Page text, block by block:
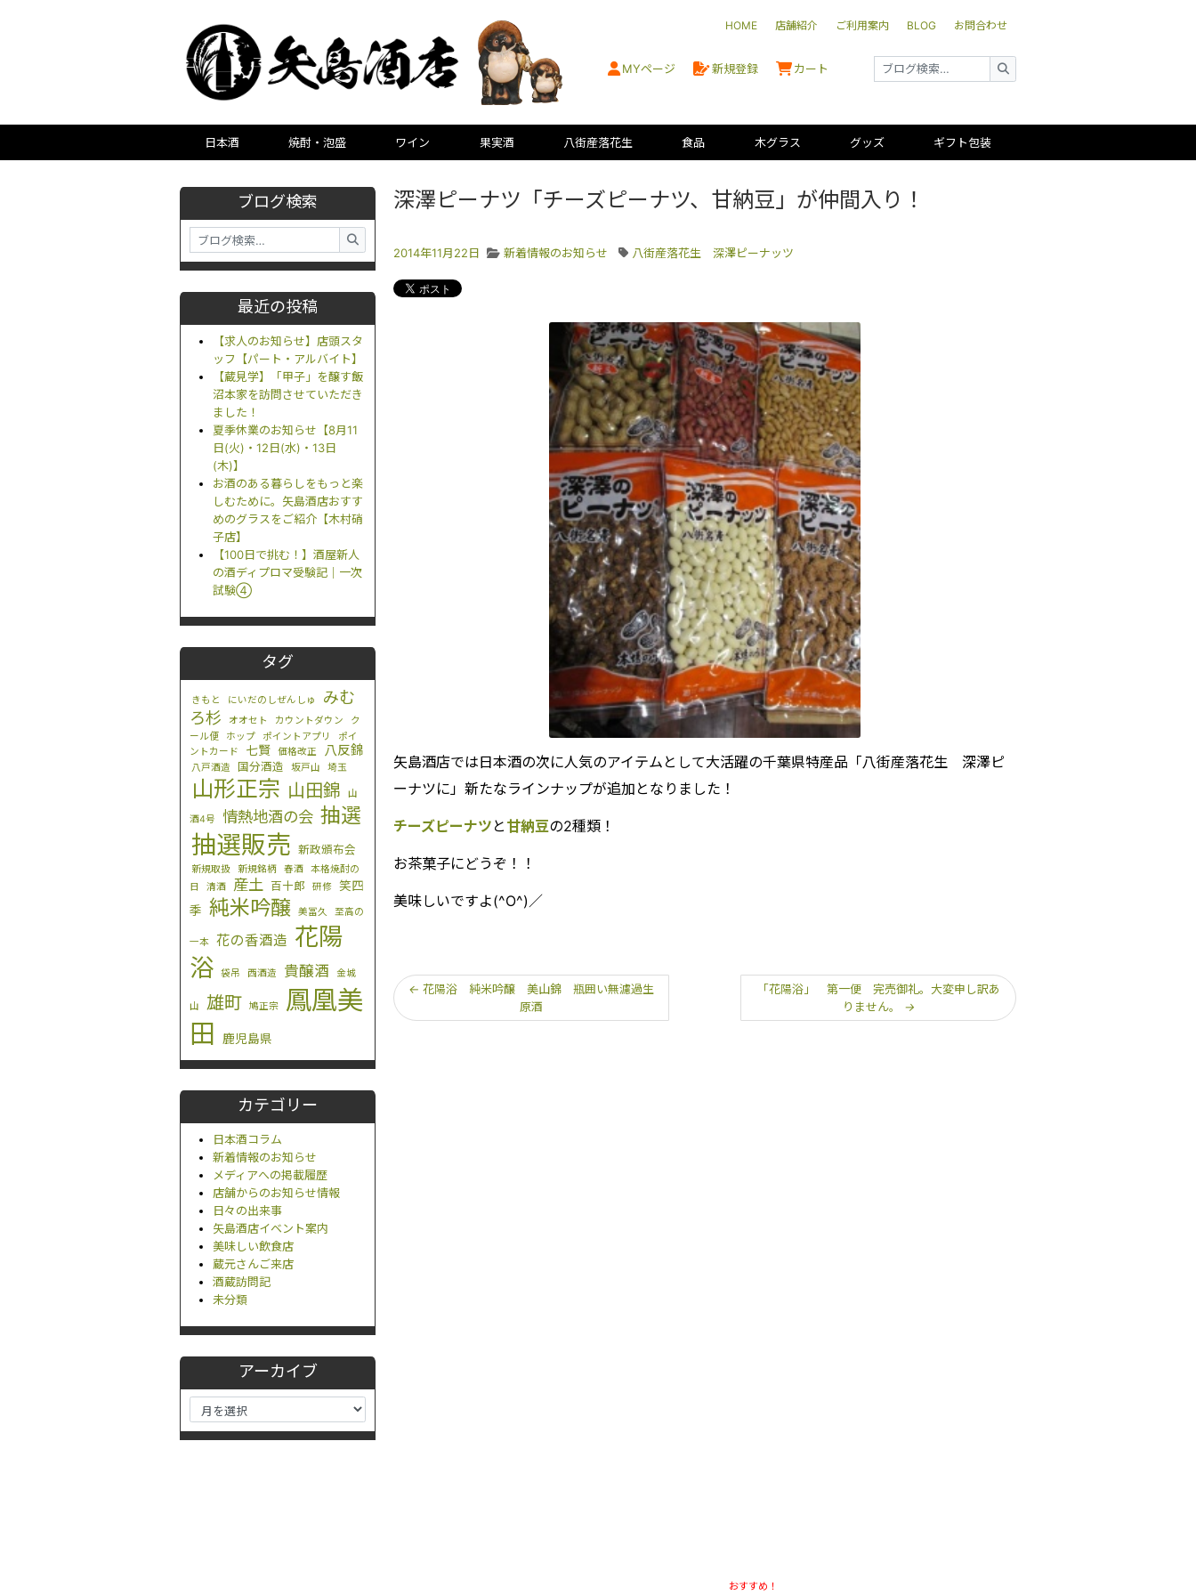
HOME 店舗紹介 ご利用案内 BLOG お問合わせ
MYページ 新規登録 カート
日本酒 焼酎・泡盛 ワイン 果実酒 八街産落花生 食品 木グラス グッズ ギフト包装
ブログ検索
最近の投稿
【求人のお知らせ】店頭スタ
ッフ【パート・アルバイト】
【蔵見学】「甲子」を醸す飯
沼本家を訪問させていただき
ました！
夏季休業のお知らせ【8月11
日(火)・12日(水)・13日
(木)】
お酒のある暮らしをもっと楽
しむために。矢島酒店おすす
めのグラスをご紹介【木村硝
子店】
【100日で挑む！】酒屋新人
の酒ディプロマ受験記｜一次
試験④
タグ
きもと にいだのしぜんしゅ
みむ
ろ杉
オオセト カウントダウン
ク
ール便
ホップ ポイントアプリ
ポイ
ントカード
七賢 価格改正 八反錦
八戸酒造 国分酒造 坂戸山 埼玉
山形正宗 山田錦 山
酒4号 情熱地酒の会 抽選
抽選販売 新政頒布会
新規取扱 新規銘柄 春酒
本格焼酎の
日
清酒 産土 百十郎 研修
笑四
季 純米吟醸 美冨久 至高の
一本 花の香酒造 花陽
浴
袋吊 西酒造 貴醸酒 金城
山 雄町 鳩正宗
鳳凰美
田
鹿児島県
カテゴリー
日本酒コラム
新着情報のお知らせ
メディアへの掲載履歴
店舗からのお知らせ情報
日々の出来事
矢島酒店イベント案内
美味しい飲食店
蔵元さんご来店
酒蔵訪問記
未分類
アーカイブ
深澤ピーナツ「チーズピーナツ、甘納豆」が仲間入り！
2014年11月22日 新着情報のお知らせ 八街産落花生 深澤ピーナッツ
矢島酒店では日本酒の次に人気のアイテムとして大活躍の千葉県特産品「八街産落花生 深澤ピ
ーナツに」新たなラインナップが追加となりました！
チーズピーナツ と 甘納豆の2種類！
お茶菓子にどうぞ！！
美味しいですよ(^O^)／
← 花陽浴 純米吟醸 美山錦 瓶囲い無濾過生
原酒
「花陽浴」 第一便 完売御礼。大変申し訳あ
りません。 →
おすすめ！